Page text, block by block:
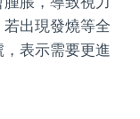
出現發燒等全
表示需要更進